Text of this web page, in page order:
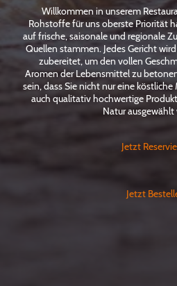
Willkommen in unserem
Rohstoffe für uns oberste Priorität
auf frische, saisonale und regionale
Quellen stammen. Jedes Gericht
zubereitet, um den vollen
Aromen der Lebensmittel zu
sein, dass Sie nicht nur eine
auch qualitativ hochwertige
Natur ausgewählt
Jetzt
Jetzt